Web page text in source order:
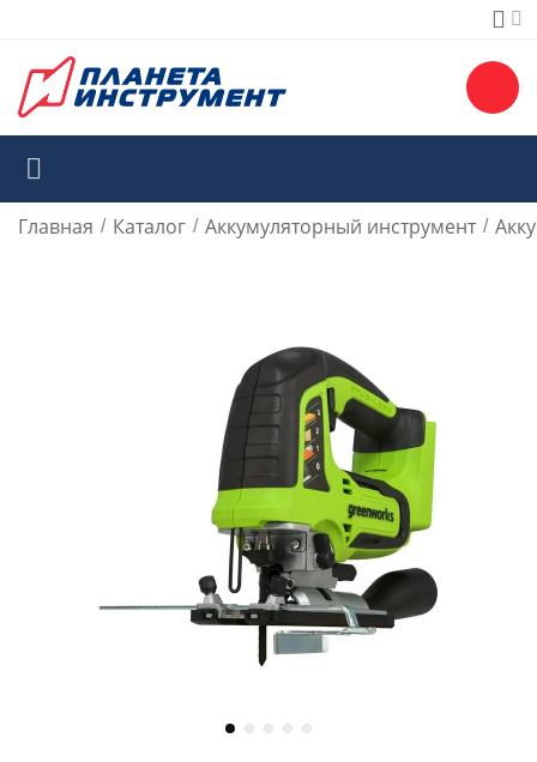
Главная / Каталог / Аккумуляторный инструмент /